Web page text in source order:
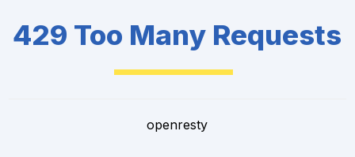
429 Too Many Requests
openresty